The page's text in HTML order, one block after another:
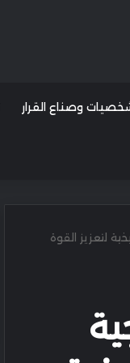
وصناع القرار
والرقمنة: مونديال 2030 فرصة تاريخية لتعزيز القوة